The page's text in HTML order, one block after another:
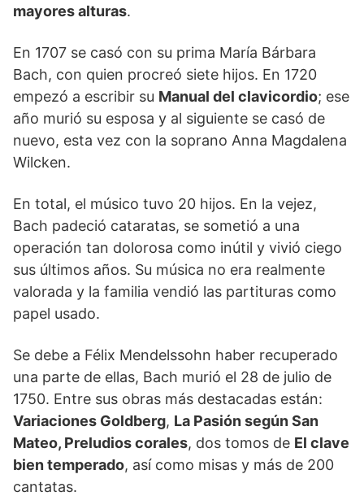
mayores alturas.
En 1707 se casó con su prima María Bárbara
Bach, con quien procreó siete hijos. En 1720
empezó a escribir su Manual del clavicordio; ese
año murió su esposa y al siguiente se casó de
nuevo, esta vez con la soprano Anna Magdalena
Wilcken.
En total, el músico tuvo 20 hijos. En la vejez,
Bach padeció cataratas, se sometió a una
operación tan dolorosa como inútil y vivió ciego
sus últimos años. Su música no era realmente
valorada y la familia vendió las partituras como
papel usado.
Se debe a Félix Mendelssohn haber recuperado
una parte de ellas, Bach murió el 28 de julio de
1750. Entre sus obras más destacadas están:
Variaciones Goldberg, La Pasión según San
Mateo, Preludios corales, dos tomos de El clave
bien temperado, así como misas y más de 200
cantatas.